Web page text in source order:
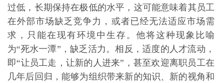
过低，长期保持在极低的水平，这可能意味着其员工
在外部市场缺乏竞争力，或者已经无法适应市场需
求，只能在现有环境中生存。他将这种现象比喻
为“死水一潭”，缺乏活力。相反，适度的人才流动，
即“让员工走，让新的人进来”，甚至欢迎离职员工在
几年后回归，能够为组织带来新的知识、新的视角和